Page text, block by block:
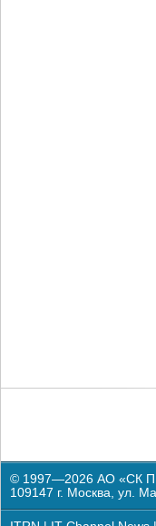
© 1997—2026 АО «СК
109147 г. Москва, ул.